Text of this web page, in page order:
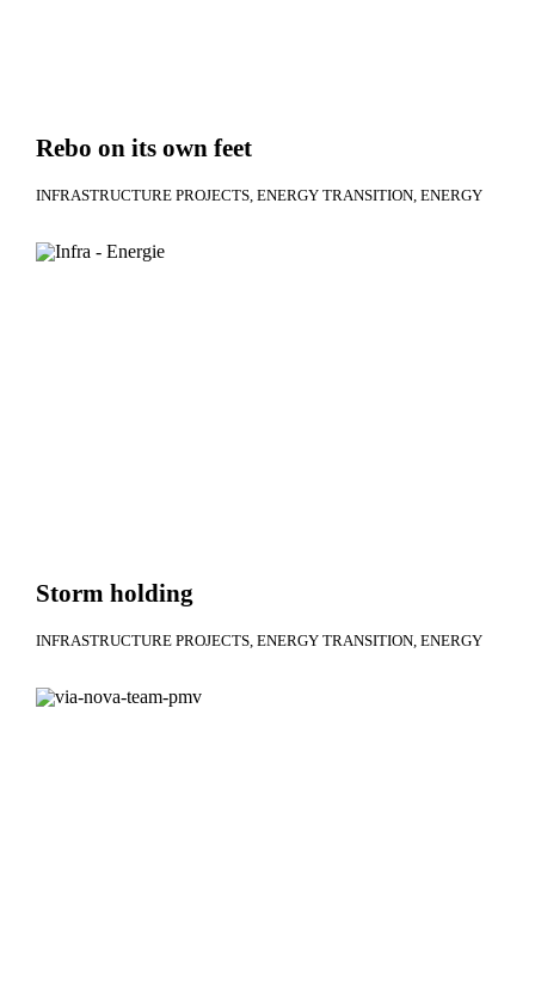
Rebo on its own feet
INFRASTRUCTURE PROJECTS ENERGY TRANSITION ENERGY
Storm holding
INFRASTRUCTURE PROJECTS ENERGY TRANSITION ENERGY